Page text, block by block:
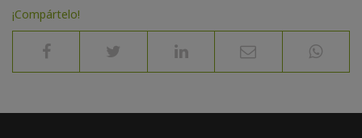
¡Compártelo!